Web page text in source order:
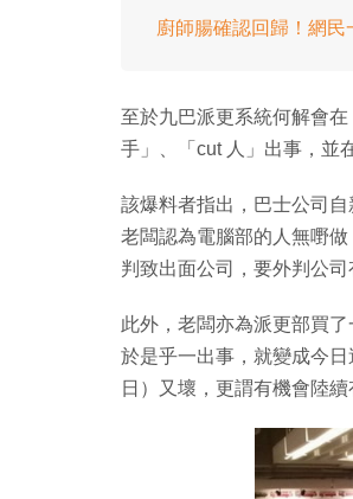
廚師腸確認回歸！網民
至於九巴派更系統何解會
手」、「cut 人」出事，並
該爆料者指出，巴士公司
老闆認為電腦部的人無嘢
判致出面公司，要外判公司
此外，老闆亦為派更部買
於是乎一出事，就變成今
日）又壞，更謂有機會陸續